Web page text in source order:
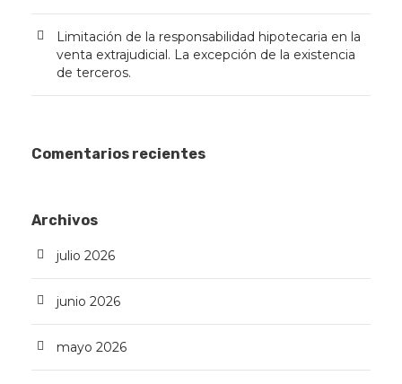
Limitación de la responsabilidad hipotecaria en la
venta extrajudicial. La excepción de la existencia
de terceros.
Comentarios recientes
Archivos
julio 2026
junio 2026
mayo 2026